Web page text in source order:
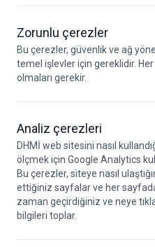
Zorunlu çerezler
Bu çerezler, güvenlik ve ağ
temel işlevler için gereklidir.
olmaları gerekir.
Analiz çerezleri
DHMİ web sitesini nasıl
ölçmek için Google Analytics
Bu çerezler, siteye nasıl
ettiğiniz sayfalar ve her
zaman geçirdiğiniz ve neye
bilgileri toplar.
KPSS 2026/1 MERKEZİ
ÖSYM
EMRİNE
EVRAK TESLİM
ÖSYM Başkanlığınca
sonucu Kuruluşumuz
istenilen belgeleri 03 – 14